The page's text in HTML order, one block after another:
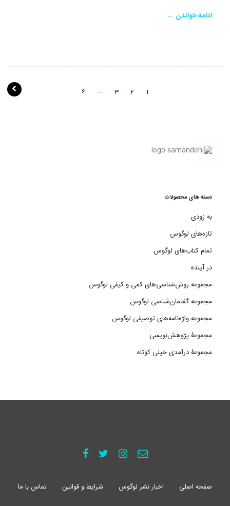
ادامه خواندن ←
پ
1
2
3
…
6
دسته های محصولات
به زودی
تازه‌های لوگوس
تمام کتاب‌های لوگوس
در آینده
مجموعه روش‌شناسی‌های کمی و کیفی لوگوس
مجموعه گفتمان‌شناسی لوگوس
مجموعه واژه‌نامه‌های توصیفی لوگوس
مجموعۀ پژوهش‌نویسی
مجموعۀ درآمدی خیلی کوتاه
صفحه اصلی اخبار نشر لوگوس شرایط و قوانین تماس با ما